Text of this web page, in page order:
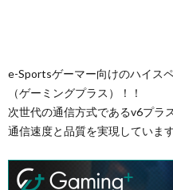
e-Sportsゲーマー向けのハイス
（ゲーミングプラス）！！
次世代の通信方式であるv6プラ
通信速度と品質を実現しています